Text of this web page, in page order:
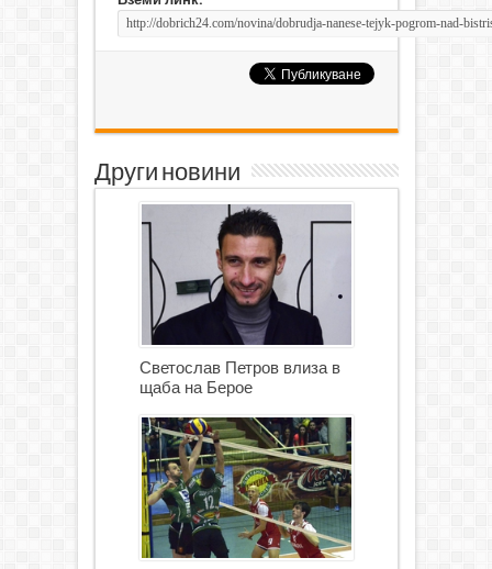
Други новини
Светослав Петров влиза в
щаба на Берое